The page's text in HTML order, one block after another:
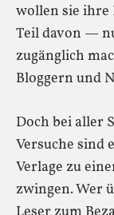
wollen sie
Teil davon —
zugänglich
Bloggern und
Doch bei aller
Versuche sind
Verlage zu
zwingen. Wer